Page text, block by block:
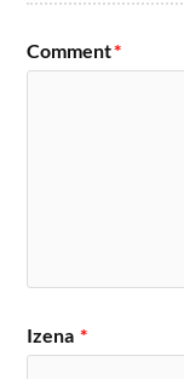
Comment*
Izena *